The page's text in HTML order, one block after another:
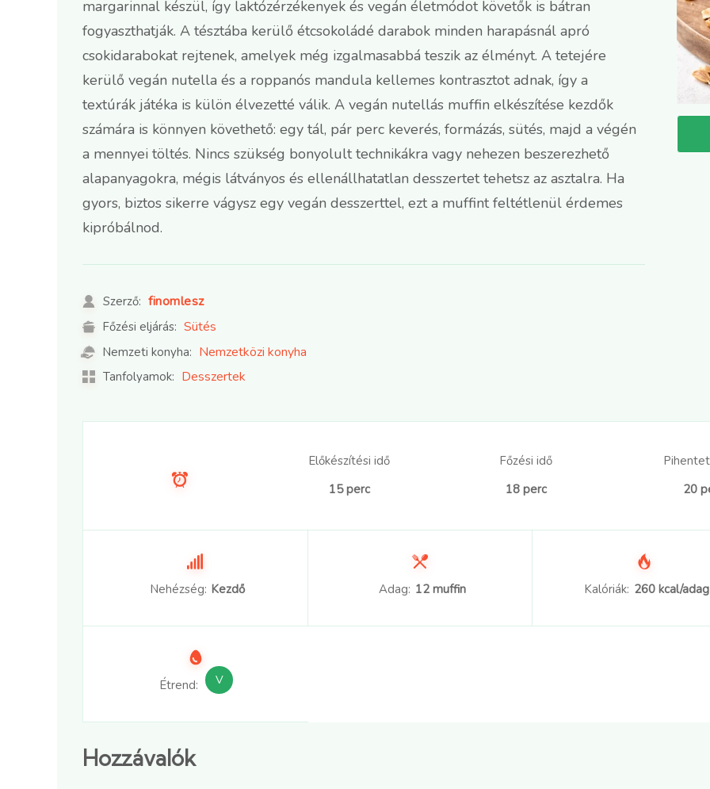
margarinnal készül, így laktózérzékenyek és vegán életmódot követők is bátran
fogyaszthatják. A tésztába kerülő étcsokoládé darabok minden harapásnál apró
csokidarabokat rejtenek, amelyek még izgalmasabbá teszik az élményt. A tetejére
kerülő vegán nutella és a roppanós mandula kellemes kontrasztot adnak, így a
textúrák játéka is külön élvezetté válik. A vegán nutellás muffin elkészítése kezdők
számára is könnyen követhető: egy tál, pár perc keverés, formázás, sütés, majd a végén
a mennyei töltés. Nincs szükség bonyolult technikákra vagy nehezen beszerezhető
alapanyagokra, mégis látványos és ellenállhatatlan desszertet tehetsz az asztalra. Ha
gyors, biztos sikerre vágysz egy vegán desszerttel, ezt a muffint feltétlenül érdemes
kipróbálnod.
Szerző: finomlesz
Főzési eljárás: Sütés
Nemzeti konyha: Nemzetközi konyha
Tanfolyamok: Desszertek
Előkészítési idő
15 perc
Főzési idő
18 perc
20
Nehézség: Kezdő Adag: 12 muffin Kalóriák: 260 kcal/adag
Étrend: V
Hozzávalók